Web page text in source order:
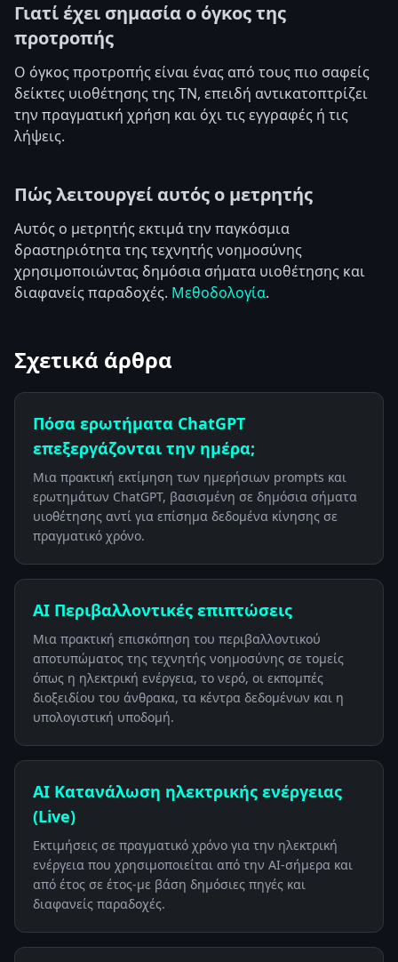
Γιατί έχει σημασία ο όγκος της
προτροπής
Ο όγκος προτροπής είναι ένας από τους πιο σαφείς
δείκτες υιοθέτησης της ΤΝ, επειδή αντικατοπτρίζει
την πραγματική χρήση και όχι τις εγγραφές ή τις
λήψεις.
Πώς λειτουργεί αυτός ο μετρητής
Αυτός ο μετρητής εκτιμά την παγκόσμια
δραστηριότητα της τεχνητής νοημοσύνης
χρησιμοποιώντας δημόσια σήματα υιοθέτησης και
διαφανείς παραδοχές. Μεθοδολογία.
Σχετικά άρθρα
Πόσα ερωτήματα ChatGPT
επεξεργάζονται την ημέρα;
Μια πρακτική εκτίμηση των ημερήσιων prompts και
ερωτημάτων ChatGPT, βασισμένη σε δημόσια σήματα
υιοθέτησης αντί για επίσημα δεδομένα κίνησης σε
πραγματικό χρόνο.
AI Περιβαλλοντικές επιπτώσεις
Μια πρακτική επισκόπηση του περιβαλλοντικού
αποτυπώματος της τεχνητής νοημοσύνης σε τομείς
όπως η ηλεκτρική ενέργεια, το νερό, οι εκπομπές
διοξειδίου του άνθρακα, τα κέντρα δεδομένων και η
υπολογιστική υποδομή.
AI Κατανάλωση ηλεκτρικής ενέργειας
(Live)
Εκτιμήσεις σε πραγματικό χρόνο για την ηλεκτρική
ενέργεια που χρησιμοποιείται από την ΑΙ-σήμερα και
από έτος σε έτος-με βάση δημόσιες πηγές και
διαφανείς παραδοχές.